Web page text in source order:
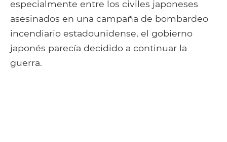
especialmente entre los civiles japoneses
asesinados en una campaña de bombardeo
incendiario estadounidense, el gobierno
japonés parecía decidido a continuar la
guerra.